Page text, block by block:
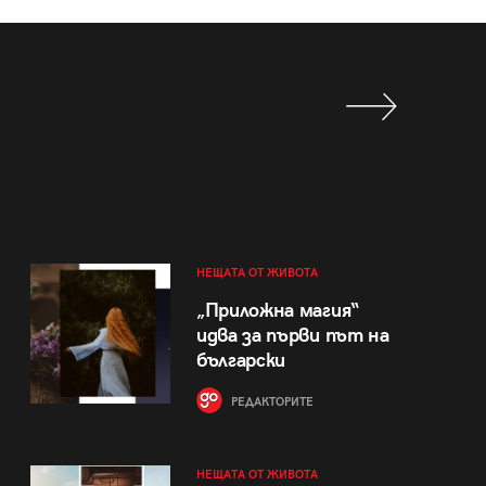
НЕЩАТА ОТ ЖИВОТА
„Приложна магия“
идва за първи път на
български
РЕДАКТОРИТЕ
НЕЩАТА ОТ ЖИВОТА